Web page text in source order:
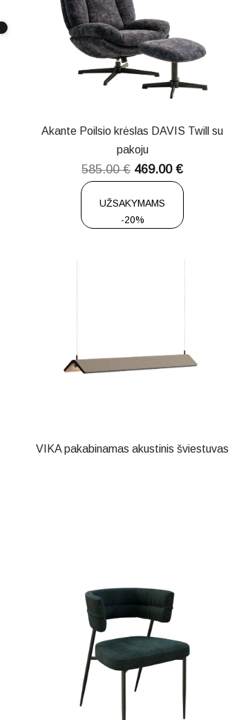
Akante Poilsio krėslas DAVIS Twill su
pakoju
585.00€ 469.00€
UŽSAKYMAMS
-20%
VIKA pakabinamas akustinis šviestuvas